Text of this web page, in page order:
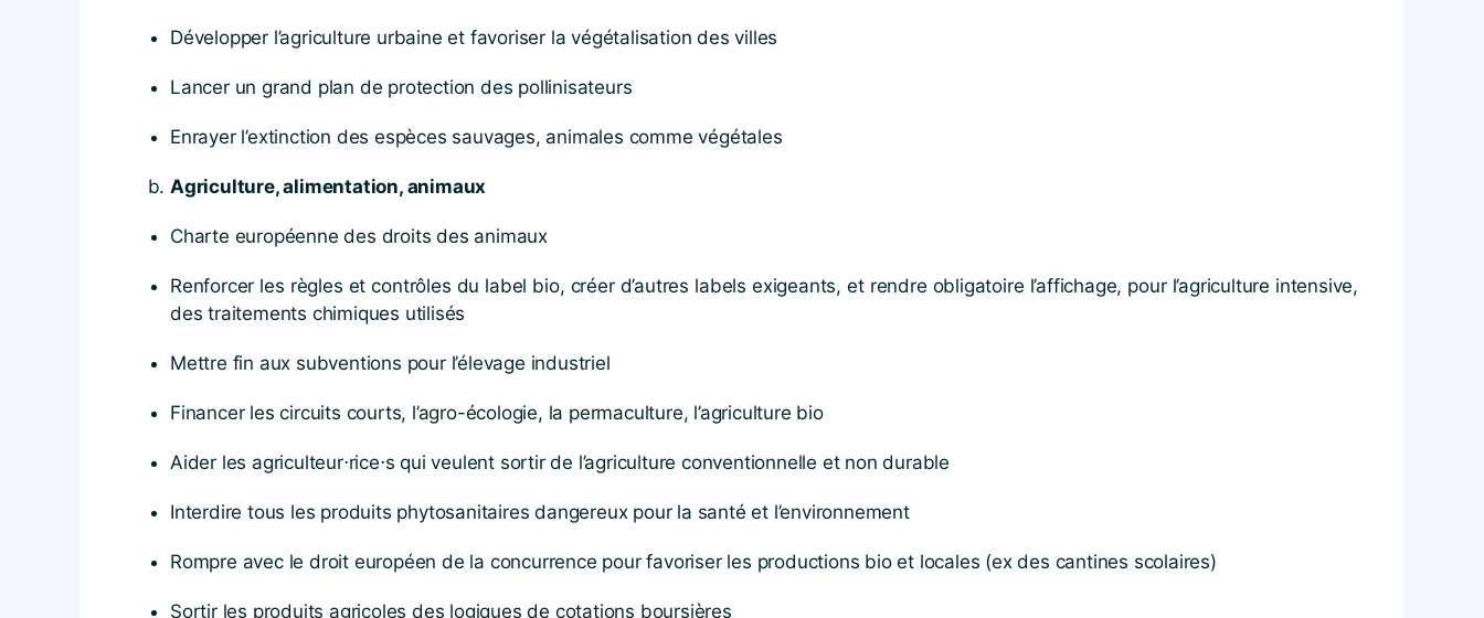
Développer l’agriculture urbaine et favoriser la végétalisation des villes
Lancer un grand plan de protection des pollinisateurs
Enrayer l’extinction des espèces sauvages, animales comme végétales
Agriculture, alimentation, animaux
Charte européenne des droits des animaux
Renforcer les règles et contrôles du label bio, créer d’autres labels exigeants, et rendre obligatoire l’affichage, pour l’agriculture intensive,
des traitements chimiques utilisés
Mettre fin aux subventions pour l’élevage industriel
Financer les circuits courts, l’agro-écologie, la permaculture, l’agriculture bio
Aider les agriculteur⋅rice⋅s qui veulent sortir de l’agriculture conventionnelle et non durable
Interdire tous les produits phytosanitaires dangereux pour la santé et l’environnement
Rompre avec le droit européen de la concurrence pour favoriser les productions bio et locales (ex des cantines scolaires)
Sortir les produits agricoles des logiques de cotations boursières